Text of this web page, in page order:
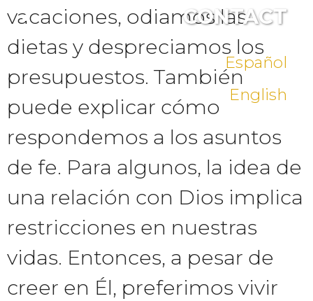
CONTACT
Español
English
vacaciones, odiamos las
dietas y despreciamos los
presupuestos. También
puede explicar cómo
respondemos a los asuntos
de fe. Para algunos, la idea de
una relación con Dios implica
restricciones en nuestras
vidas. Entonces, a pesar de
creer en Él, preferimos vivir